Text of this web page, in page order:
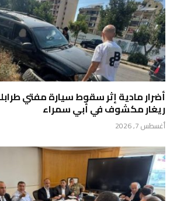
أضرار مادية إثر سقوط سيارة مفتي
ريغار مكشوف في أبي سمراء
أغسطس 7, 2026